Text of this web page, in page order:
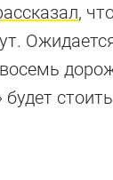
,
в